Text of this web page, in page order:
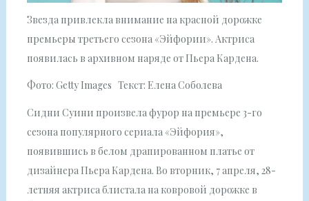
Звезда привлекла внимание на красной дорожке
премьеры третьего сезона «Эйфории». Актриса
появилась в архивном наряде от Пьера Кардена.
Фото: Getty Images Текст: Елена Соболева
Сидни Суини произвела фурор на премьере 3-го
сезона популярного сериала «Эйфория»,
появившись в белом драпированном платье от
дизайнера Пьера Кардена. Во вторник, 7 апреля, 28-
летняя актриса блистала на ковровой дорожке в